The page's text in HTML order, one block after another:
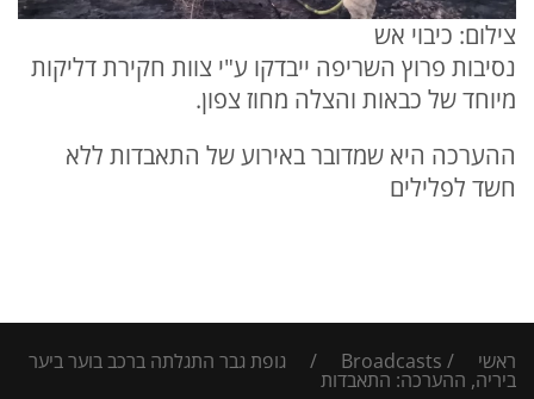
צילום: כיבוי אש
נסיבות פרוץ השריפה ייבדקו ע"י צוות חקירת דליקות
מיוחד של כבאות והצלה מחוז צפון.
ההערכה היא שמדובר באירוע של התאבדות ללא
חשד לפלילים
ראשי /
Broadcasts
/ גופת גבר התגלתה ברכב בוער ביער
ביריה, ההערכה: התאבדות